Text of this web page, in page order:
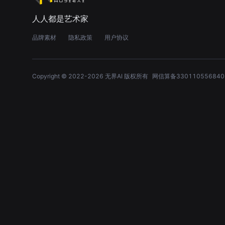
人人都是艺术家
品牌素材 隐私政策 用户协议
Copyright © 2022-2026 无界AI 版权所有 网信算备